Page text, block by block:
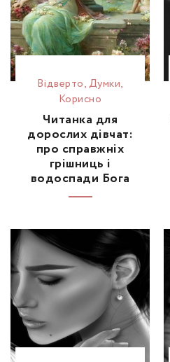
Відвертo,Думки,
Корисно
Читанка для
дорослих дівчат:
про справжніх
грішниць і
водоспади Бога